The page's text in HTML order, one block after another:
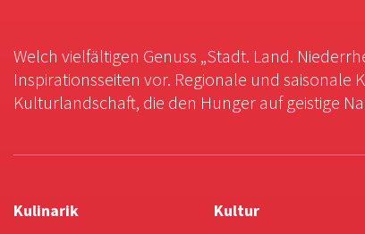
Welch vielfältigen Genuss „Stadt. Land.
Inspirationsseiten vor. Regionale und saisonale
Kulturlandschaft, die den Hunger auf geistige
Kulinarik
Kultur